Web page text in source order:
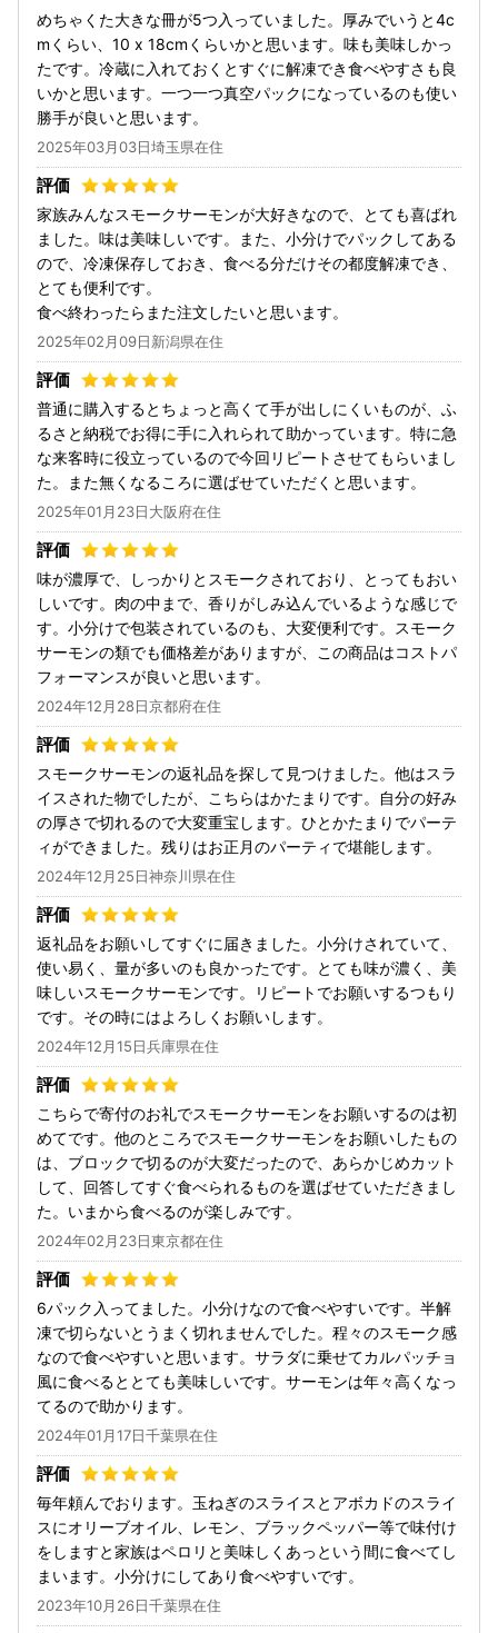
めちゃくた大きな冊が5つ入っていました。厚みでいうと4c
mくらい、10 x 18cmくらいかと思います。味も美味しかっ
たです。冷蔵に入れておくとすぐに解凍でき食べやすさも良
いかと思います。一つ一つ真空パックになっているのも使い
勝手が良いと思います。
2025年03月03日埼玉県在住
家族みんなスモークサーモンが大好きなので、とても喜ばれ
ました。味は美味しいです。また、小分けでパックしてある
ので、冷凍保存しておき、食べる分だけその都度解凍でき、
とても便利です。
食べ終わったらまた注文したいと思います。
2025年02月09日新潟県在住
普通に購入するとちょっと高くて手が出しにくいものが、ふ
るさと納税でお得に手に入れられて助かっています。特に急
な来客時に役立っているので今回リピートさせてもらいまし
た。また無くなるころに選ばせていただくと思います。
2025年01月23日大阪府在住
味が濃厚で、しっかりとスモークされており、とってもおい
しいです。肉の中まで、香りがしみ込んでいるような感じで
す。小分けで包装されているのも、大変便利です。スモーク
サーモンの類でも価格差がありますが、この商品はコストパ
フォーマンスが良いと思います。
2024年12月28日京都府在住
スモークサーモンの返礼品を探して見つけました。他はスラ
イスされた物でしたが、こちらはかたまりです。自分の好み
の厚さで切れるので大変重宝します。ひとかたまりでパーテ
ィができました。残りはお正月のパーティで堪能します。
2024年12月25日神奈川県在住
返礼品をお願いしてすぐに届きました。小分けされていて、
使い易く、量が多いのも良かったです。とても味が濃く、美
味しいスモークサーモンです。リピートでお願いするつもり
です。その時にはよろしくお願いします。
2024年12月15日兵庫県在住
こちらで寄付のお礼でスモークサーモンをお願いするのは初
めてです。他のところでスモークサーモンをお願いしたもの
は、ブロックで切るのが大変だったので、あらかじめカット
して、回答してすぐ食べられるものを選ばせていただきまし
た。いまから食べるのが楽しみです。
2024年02月23日東京都在住
6パック入ってました。小分けなので食べやすいです。半解
凍で切らないとうまく切れませんでした。程々のスモーク感
なので食べやすいと思います。サラダに乗せてカルパッチョ
風に食べるととても美味しいです。サーモンは年々高くなっ
てるので助かります。
2024年01月17日千葉県在住
毎年頼んでおります。玉ねぎのスライスとアボカドのスライ
スにオリーブオイル、レモン、ブラックペッパー等で味付け
をしますと家族はペロリと美味しくあっという間に食べてし
まいます。小分けにしてあり食べやすいです。
2023年10月26日千葉県在住